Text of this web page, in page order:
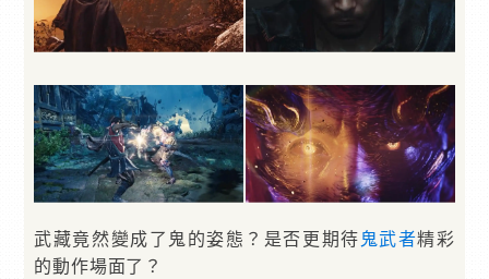
武藏竟然變成了鬼的姿態？是否更期待 鬼武者精彩
的動作場面了？